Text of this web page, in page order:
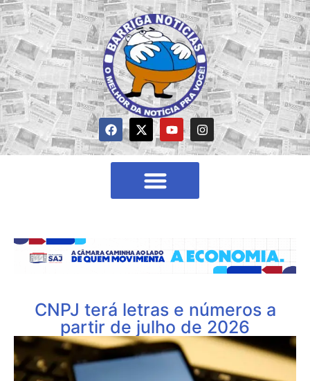
CNPJ terá letras e números a
partir de julho de 2026